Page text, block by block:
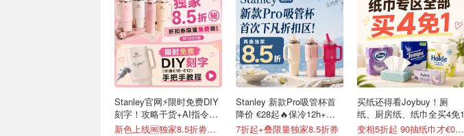
Stanley官网⚡️限时免费DIY
刻字！攻略干货+AI指令直
接戳
新色上线🆓独家8.5折劵速领
Stanley 新款Pro吸管杯首
降价 €28起🔥保冷12h+，
便携不漏水
7折起+叠限量独家8.5折券
买纸还得看Joybuy！厕
纸、厨房纸、纸巾全买4免1
变相5折起 90抽纸巾才€0.22/包